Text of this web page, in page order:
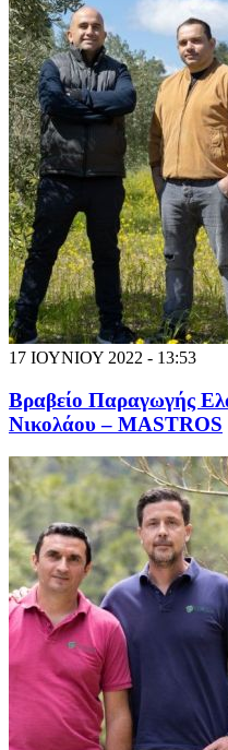
17 ΙΟΥΝΙΟΥ 2022 - 13:53
Βραβείο Παραγωγής
Νικολάου – MASTROS